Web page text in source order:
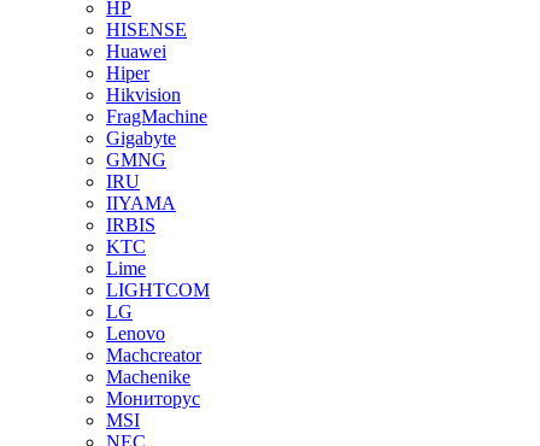
HP
HISENSE
Huawei
Hiper
Hikvision
FragMachine
Gigabyte
GMNG
IRU
IIYAMA
IRBIS
KTC
Lime
LIGHTCOM
LG
Lenovo
Machcreator
Machenike
Мониторус
MSI